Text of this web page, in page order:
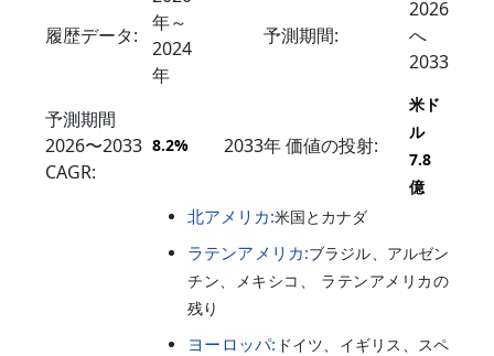
履歴データ:
年～
2024
年
予測期間:
2026
へ
2033
予測期間
2026〜2033
CAGR:
8.2% 2033年 価値の投射:
米ド
ル
7.8
億
北アメリカ:米国とカナダ
ラテンアメリカ:ブラジル、アルゼン
チン、メキシコ、 ラテンアメリカの
残り
ヨーロッパ: ドイツ、イギリス、スペ